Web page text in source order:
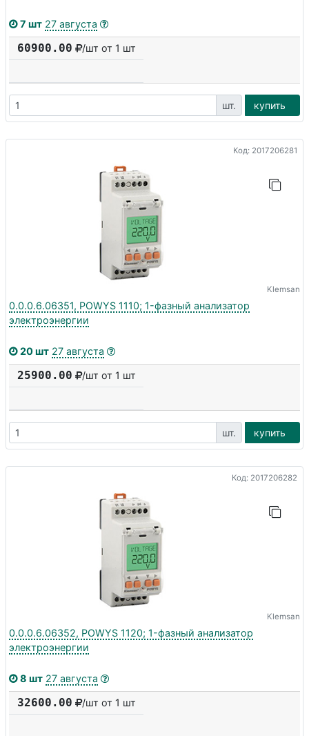
7 шт 27 августа
60900.00 /шт от 1 шт
шт. купить
Код: 2017206281
Klemsan
0.0.0.6.06351, POWYS 1110; 1-фазный анализатор
электроэнергии
20 шт 27 августа
25900.00 /шт от 1 шт
шт. купить
Код: 2017206282
Klemsan
0.0.0.6.06352, POWYS 1120; 1-фазный анализатор
электроэнергии
8 шт 27 августа
32600.00 /шт от 1 шт